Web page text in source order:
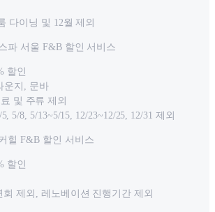
다이닝 및 12월 제외
파 서울 F&B 할인 서비스
할인
운지, 문바
및 주류 제외
5/8, 5/13~5/15, 12/23~12/25, 12/31 제외
힐 F&B 할인 서비스
할인
제외, 레노베이션 진행기간 제외